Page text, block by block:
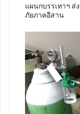
แผนกบรรเทาฯ ส่
ภัยภาคอีสาน